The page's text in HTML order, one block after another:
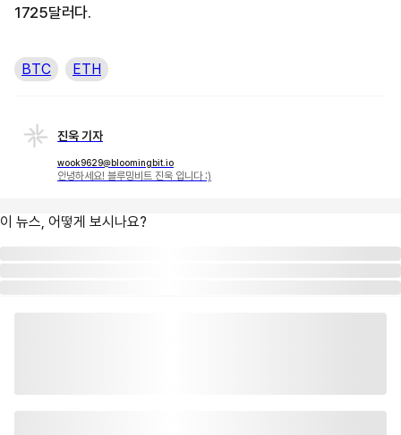
1725달러다.
BTC ETH
진욱 기자
wook9629@bloomingbit.io
안녕하세요! 블루밍비트 진욱 입니다 :)
이 뉴스, 어떻게 보시나요?